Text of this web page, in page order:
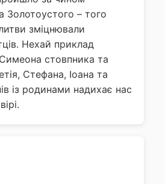
Золотоустого – того
зміцнювали
Нехай приклад
стовпника та
Стефана, Іоана та
із родинами надихає нас